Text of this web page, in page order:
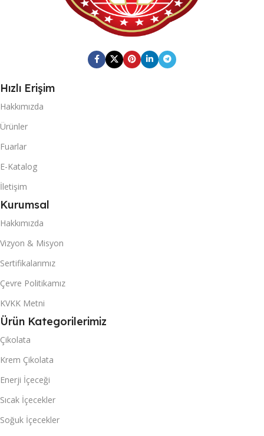
0868 116 190 1041
MARKA
KOLI BRÜT AĞIRLIĞI
20,42
20 DC KONTEYNER
517
40 DC KONTEYNER
1230
KUTU & (POŞET) İÇI ADET
KOLI BARKOD
0868 116 190 1058
Hızlı Erişim
Hakkımızda
Ürünler
Fuarlar
E-Katalog
İletişim
Kurumsal
Hakkımızda
Vizyon & Misyon
Sertifikalarımız
Çevre Politikamız
KVKK Metni
Ürün Kategorilerimiz
Çikolata
Krem Çikolata
Enerji İçeceği
Sıcak İçecekler
Soğuk İçecekler